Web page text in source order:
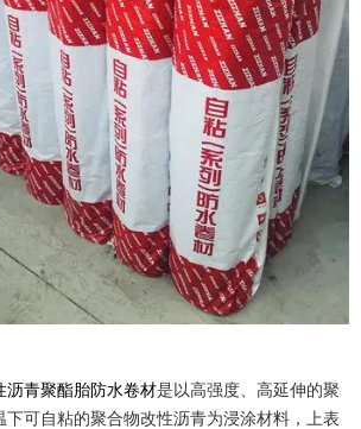
沥青聚酯胎防水卷材是以高强度、高延伸的聚
下可自粘的聚合物改性沥青为浸涂材料，上表